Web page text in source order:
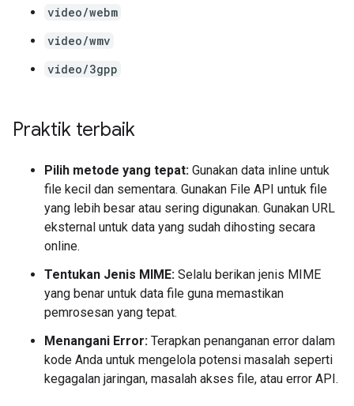
video/webm
video/wmv
video/3gpp
Praktik terbaik
Pilih metode yang tepat: Gunakan data inline untuk
file kecil dan sementara. Gunakan File API untuk file
yang lebih besar atau sering digunakan. Gunakan URL
eksternal untuk data yang sudah dihosting secara
online.
Tentukan Jenis MIME: Selalu berikan jenis MIME
yang benar untuk data file guna memastikan
pemrosesan yang tepat.
Menangani Error: Terapkan penanganan error dalam
kode Anda untuk mengelola potensi masalah seperti
kegagalan jaringan, masalah akses file, atau error API.